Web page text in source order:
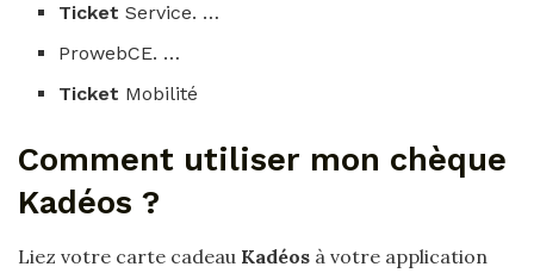
TicketService. …
ProwebCE. …
Ticket Mobilité
Comment utiliser mon chèque
Kadéos ?
Liez votre carte cadeau Kadéos à votre application